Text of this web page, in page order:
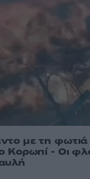
με τη
Κορωπί - Οι